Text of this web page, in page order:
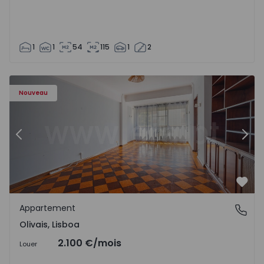
1 1 54 115 1 2
Nouveau
Appartement T5 Lisboa, Olivais - 1575717 - 6
Précédent
Olivais, Lisboa
Appartement
Olivais, Lisboa
Louer 2.100 €/mois